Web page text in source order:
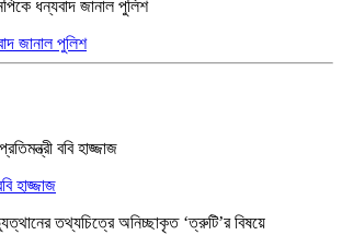
জানাল পুলিশ
হাজ্জাজ